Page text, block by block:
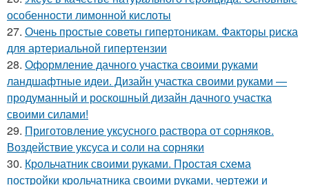
особенности лимонной кислоты
27. Очень простые советы гипертоникам. Факторы риска
для артериальной гипертензии
28. Оформление дачного участка своими руками
ландшафтные идеи. Дизайн участка своими руками —
продуманный и роскошный дизайн дачного участка
своими силами!
29. Приготовление уксусного раствора от сорняков.
Воздействие уксуса и соли на сорняки
30. Крольчатник своими руками. Простая схема
постройки крольчатника своими руками, чертежи и